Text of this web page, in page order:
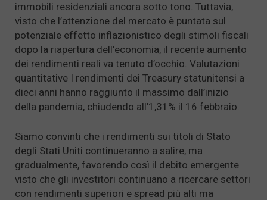
immobili residenziali ancora sotto tono. Tuttavia,
visto che l’attenzione del mercato è puntata sul
potenziale effetto inflazionistico degli stimoli fiscali
dopo la riapertura dell’economia, il recente aumento
dei rendimenti reali va tenuto d’occhio. Valutazioni
quantitative I rendimenti dei Treasury statunitensi a
dieci anni hanno raggiunto il massimo dall’inizio
della pandemia, chiudendo all’1,31% il 16 febbraio.
Siamo convinti che i rendimenti sui titoli di Stato
degli Stati Uniti continueranno a salire, ma
gradualmente, favorendo così il debito emergente
visto che gli investitori continuano a ricercare settori
con rendimenti superiori e spread più alti ma